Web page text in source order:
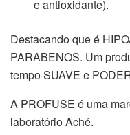
e antioxidante).
Destacando que é
PARABENOS. Um
tempo SUAVE e
A PROFUSE é uma
laboratório Aché.